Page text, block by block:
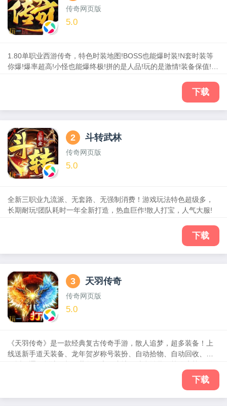
传奇网页版
5.0
1.80单职业西游传奇，特色时装地图!BOSS也能爆时装!N套时装等
你爆!爆率超高!小怪也能爆终极!拼的是人品!玩的是激情!装备保值!第
下载
2 斗转武林
传奇网页版
5.0
全新三职业九流派、无套路、无强制消费！游戏玩法特色超级多，
长期耐玩!团队耗时一年全新打造，热血巨作!散人打宝，人气大服!
下载
3 天羽传奇
传奇网页版
5.0
《天羽传奇》是一款经典复古传奇手游，散人追梦，超多装备！上
线送新手道天装备、龙年贺岁称号装扮、自动拾物、自动回收、开
戏中还有热血沙巴克活动，集齐你的兄弟一起血战！超多奖励等你
下载